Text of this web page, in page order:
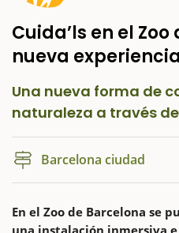
Cuida’ls en el
nueva
Una nueva forma de
naturaleza a través
Barcelona ciudad
En el Zoo de Barcelona se
una instalación inmersiva